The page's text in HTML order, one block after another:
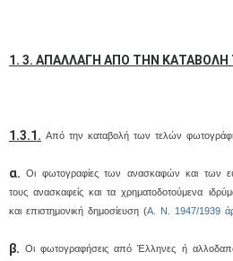
1. 3. ΑΠΑΛΛΑΓΗ ΑΠΟ ΤΗΝ ΚΑΤΑΒΟΛΗ
1.3.1. Από την καταβολή των τελών
α. Οι φωτογραφίες των ανασκαφών και των
τους ανασκαφείς και τα χρηματοδοτούμενα
και επιστημονική δημοσίευση (Α. Ν. 1947/1939
β. Οι φωτογραφήσεις από Έλληνες ή